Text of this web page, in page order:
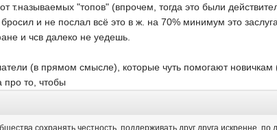
"топов" (впрочем, тогда это были
и не послал всё это в ж. на 70% минимум это
и чсв далеко не уедешь.
(в прямом смысле), которые чуть помогают
про то, чтобы
сохранять честность, поддерживать друг друга искренне,